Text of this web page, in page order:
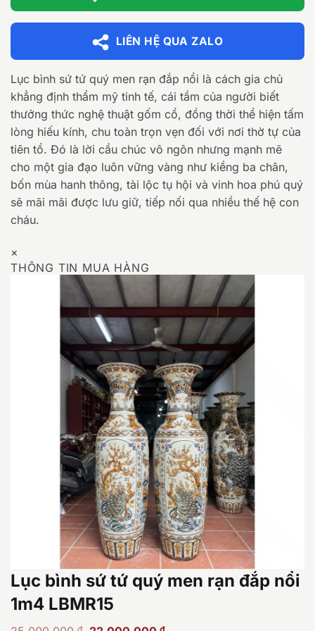
LIÊN HỆ QUA ZALO
Lục bình sứ tứ quý men rạn đắp nổi là cách gia chủ
khẳng định thẩm mỹ tinh tế, cái tầm của người biết
thưởng thức nghệ thuật gốm cổ, đồng thời thể hiện tấm
lòng hiếu kính, chu toàn trọn vẹn đối với nơi thờ tự của
tiên tổ. Đó là lời cầu chúc vô ngôn nhưng mạnh mẽ
cho một gia đạo luôn vững vàng như kiềng ba chân,
bốn mùa hanh thông, tài lộc tụ hội và vinh hoa phú quý
sẽ mãi mãi được lưu giữ, tiếp nối qua nhiều thế hệ con
cháu.
×
THÔNG TIN MUA HÀNG
Lục bình sứ tứ quý men rạn đắp nổi
1m4 LBMR15